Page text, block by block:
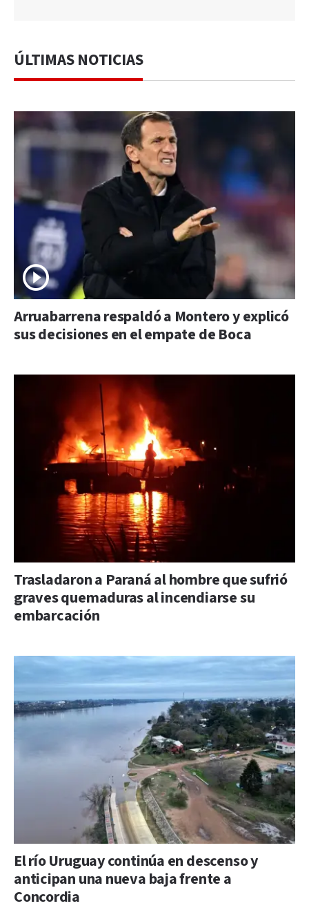
ÚLTIMAS NOTICIAS
Arruabarrena respaldó a Montero y explicó
sus decisiones en el empate de Boca
Trasladaron a Paraná al hombre que sufrió
graves quemaduras al incendiarse su
embarcación
El río Uruguay continúa en descenso y
anticipan una nueva baja frente a
Concordia